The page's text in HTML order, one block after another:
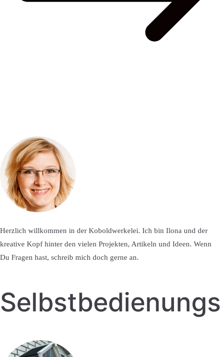
Herzlich willkommen in der Koboldwerkelei. Ich bin Ilona und der
kreative Kopf hinter den vielen Projekten, Artikeln und Ideen. Wenn
Du Fragen hast, schreib mich doch gerne an.